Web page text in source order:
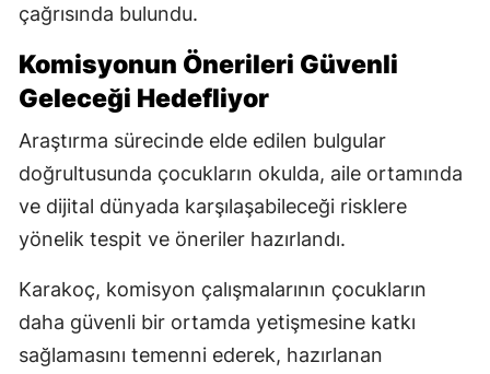
çağrısında bulundu.
Komisyonun Önerileri Güvenli
Geleceği Hedefliyor
Araştırma sürecinde elde edilen bulgular
doğrultusunda çocukların okulda, aile ortamında
ve dijital dünyada karşılaşabileceği risklere
yönelik tespit ve öneriler hazırlandı.
Karakoç, komisyon çalışmalarının çocukların
daha güvenli bir ortamda yetişmesine katkı
sağlamasını temenni ederek, hazırlanan